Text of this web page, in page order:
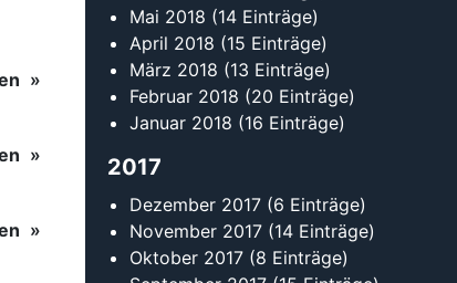
Juli 2017(14 Einträge)
Juni 2017(12 Einträge)
Mai 2017(8 Einträge)
April 2017(17 Einträge)
März 2017(15 Einträge)
Kontakt
Tanzsportverband Baden-